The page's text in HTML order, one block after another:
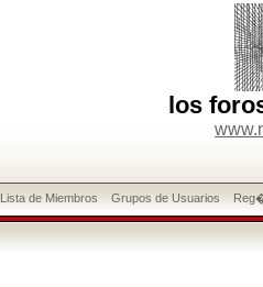
los
Lista de Miembros Grupos de Usuarios